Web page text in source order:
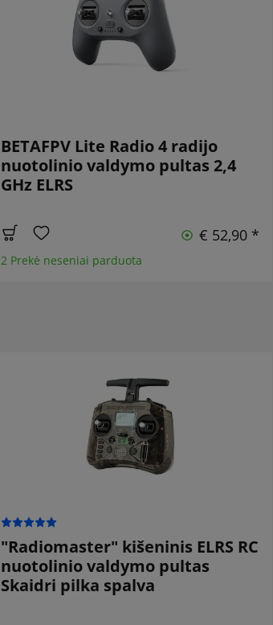
BETAFPV Lite Radio 4 radijo
nuotolinio valdymo pultas 2,4
GHz ELRS
€ 52,90 *
2 Prekė neseniai parduota
"Radiomaster" kišeninis ELRS RC
nuotolinio valdymo pultas
Skaidri pilka spalva